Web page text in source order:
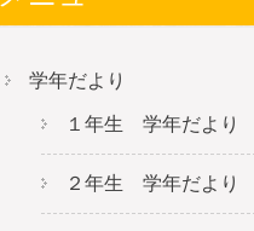
学年だより
１年生 学年だより
２年生 学年だより